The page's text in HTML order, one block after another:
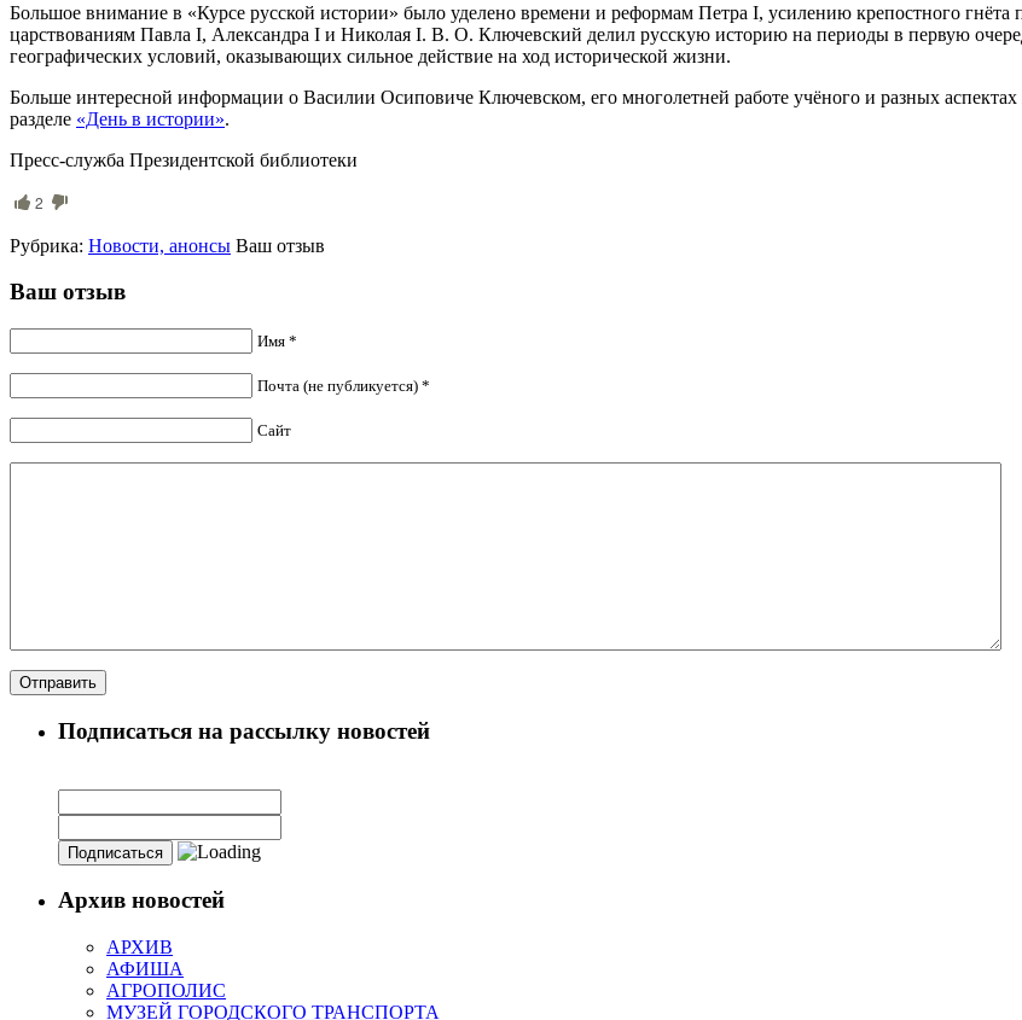
Большое внимание в «Курсе русской истории» было уделено времени и реформам Петра I, усилению крепостного
царствованиям Павла I, Александра I и Николая I. В. О. Ключевский делил русскую историю на периоды в первую
географических условий, оказывающих сильное действие на ход исторической жизни.
Больше интересной информации о Василии Осиповиче Ключевском, его многолетней работе учёного и разных
разделе «День в истории».
Пресс-служба Президентской библиотеки
2
Рубрика: Новости, анонсы Ваш отзыв
Ваш отзыв
Имя *
Почта (не публикуется) *
Сайт
Подписаться на рассылку новостей
Архив новостей
АРХИВ
АФИША
АГРОПОЛИС
МУЗЕЙ ГОРОДСКОГО ТРАНСПОРТА